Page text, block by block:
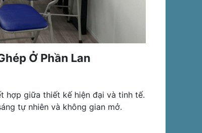
Ở Phần Lan
hợp giữa thiết kế hiện đại và tinh tế.
tự nhiên và không gian mở.